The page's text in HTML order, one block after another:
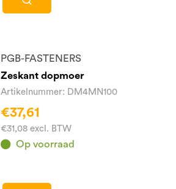
PGB-FASTENERS
Zeskant dopmoer
Artikelnummer: DM4MN100
€37,61
€31,08 excl. BTW
Op voorraad